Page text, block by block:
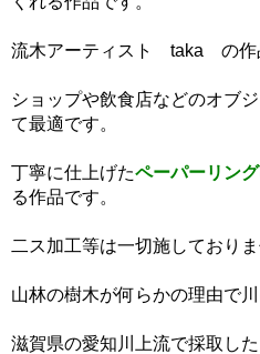
流木アーティスト taka の作
ショップや飲食店などのオブ
て最適です。
丁寧に仕上げたペーパーリング
る作品です。
二ス加工等は一切施しておりま
山林の樹木が何らかの理由で川
滋賀県の愛知川上流で採取した